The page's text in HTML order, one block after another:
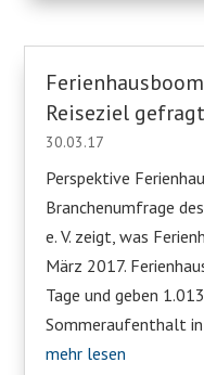
Reiseziel
30.03.17
Perspektive
Branchenumfrage
e. V. zeigt, was
März 2017.
Tage und geben
Sommeraufenthalt in
mehr lesen